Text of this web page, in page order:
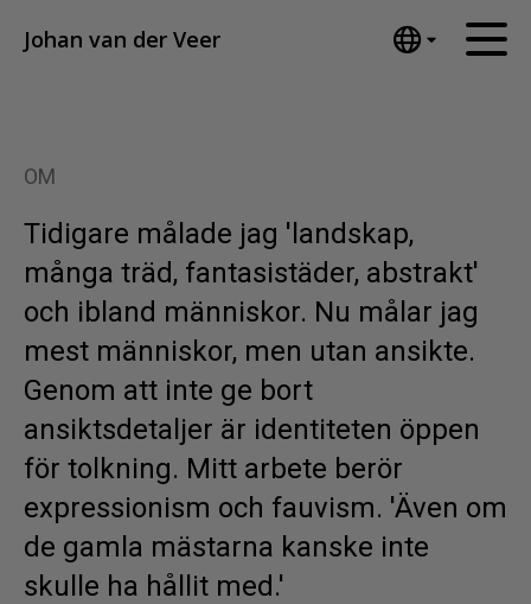
Johan van der Veer
汉语/中文
Русский
日本語
Deutsch
Italiano
Polski
Ελληνικά
Svenska
Dansk
Konstverk
Nyheter
Om mig
Kontakt
OM
Tidigare målade jag 'landskap,
många träd, fantasistäder, abstrakt'
och ibland människor. Nu målar jag
mest människor, men utan ansikte.
Genom att inte ge bort
ansiktsdetaljer är identiteten öppen
för tolkning. Mitt arbete berör
expressionism och fauvism. 'Även om
de gamla mästarna kanske inte
skulle ha hållit med.'